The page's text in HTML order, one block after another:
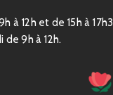
à 12h et de 15h à
9h à 12h.